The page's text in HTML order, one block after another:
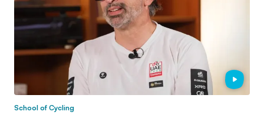
School of Cycling